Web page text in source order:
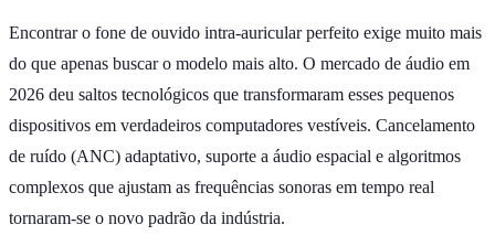
Encontrar o fone de ouvido intra-auricular perfeito exige muito mais
do que apenas buscar o modelo mais alto. O mercado de áudio em
2026 deu saltos tecnológicos que transformaram esses pequenos
dispositivos em verdadeiros computadores vestíveis. Cancelamento
de ruído (ANC) adaptativo, suporte a áudio espacial e algoritmos
complexos que ajustam as frequências sonoras em tempo real
tornaram-se o novo padrão da indústria.